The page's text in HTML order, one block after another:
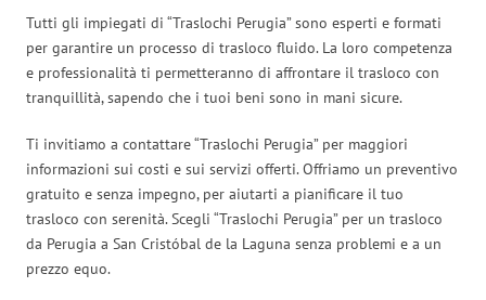
Tutti gli impiegati di “Traslochi Perugia” sono esperti e formati
per garantire un processo di trasloco fluido. La loro competenza
e professionalità ti permetteranno di affrontare il trasloco con
tranquillità, sapendo che i tuoi beni sono in mani sicure.
Ti invitiamo a contattare “Traslochi Perugia” per maggiori
informazioni sui costi e sui servizi offerti. Offriamo un preventivo
gratuito e senza impegno, per aiutarti a pianificare il tuo
trasloco con serenità. Scegli “Traslochi Perugia” per un trasloco
da Perugia a San Cristóbal de la Laguna senza problemi e a un
prezzo equo.